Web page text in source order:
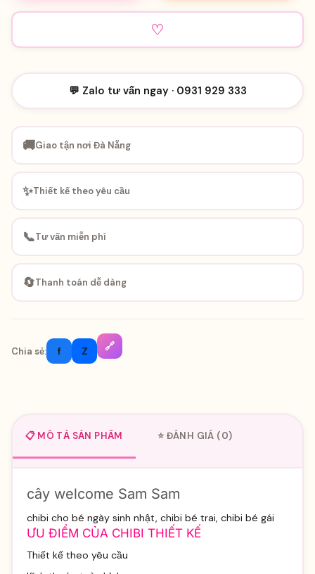
♡
💬 Zalo tư vấn ngay · 0931 929 333
🚚Giao tận nơi Đà Nẵng
✨Thiết kế theo yêu cầu
📞Tư vấn miễn phí
🔄Thanh toán dễ dàng
Chia sẻ: f Z 🔗
📋 MÔ TẢ SẢN PHẨM ⭐ ĐÁNH GIÁ (0)
cây welcome Sam Sam
chibi cho bé ngày sinh nhật, chibi bé trai, chibi bé gái
ƯU ĐIỂM CỦA CHIBI THIẾT KẾ
Thiết kế theo yêu cầu